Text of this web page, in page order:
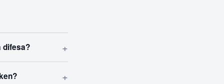
difesa? +
+